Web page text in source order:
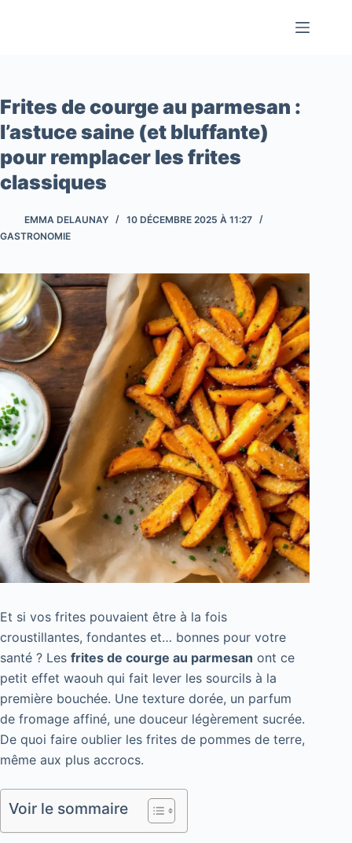
Frites de courge au parmesan :
l’astuce saine (et bluffante)
pour remplacer les frites
classiques
EMMA DELAUNAY
10 DÉCEMBRE 2025 À 11:27
GASTRONOMIE
Et si vos frites pouvaient être à la fois
croustillantes, fondantes et… bonnes pour votre
santé ? Les frites de courge au parmesan ont ce
petit effet waouh qui fait lever les sourcils à la
première bouchée. Une texture dorée, un parfum
de fromage affiné, une douceur légèrement sucrée.
De quoi faire oublier les frites de pommes de terre,
même aux plus accrocs.
Voir le sommaire